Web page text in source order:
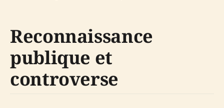
Reconnaissance
publique et
controverse